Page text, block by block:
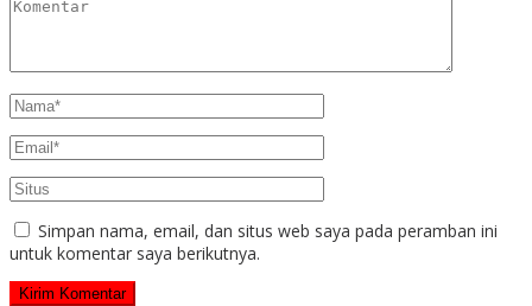
Simpan nama, email, dan situs web saya pada peramban ini
untuk komentar saya berikutnya.